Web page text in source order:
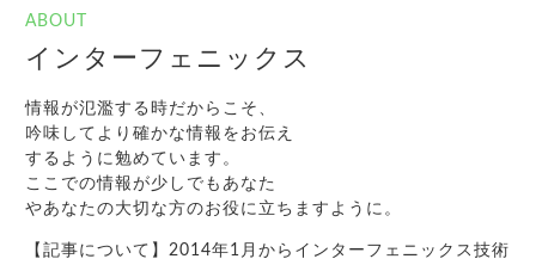
ABOUT
インターフェニックス
情報が氾濫する時だからこそ、
吟味してより確かな情報をお伝え
するように勉めています。
ここでの情報が少しでもあなた
やあなたの大切な方のお役に立ちますように。
【記事について】2014年1月からインターフェニックス技術